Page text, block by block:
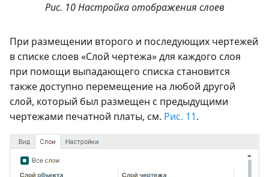
Рис. 10 Настройка отображения слоев
При размещении второго и последующих чертежей
в списке слоев «Слой чертежа» для каждого слоя
при помощи выпадающего списка становится
также доступно перемещение на любой другой
слой, который был размещен с предыдущими
чертежами печатной платы, см. Рис. 11.